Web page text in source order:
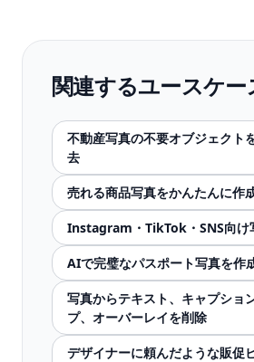
関連するユースケー
不動産写真の不要オブジェクト
去
売れる商品写真をかんたんに作
Instagram・TikTok・SNS向け
AIで完璧なパスポート写真を作
写真からテキスト、キャプショ
プ、オーバーレイを削除
デザイナーに頼んだような販促